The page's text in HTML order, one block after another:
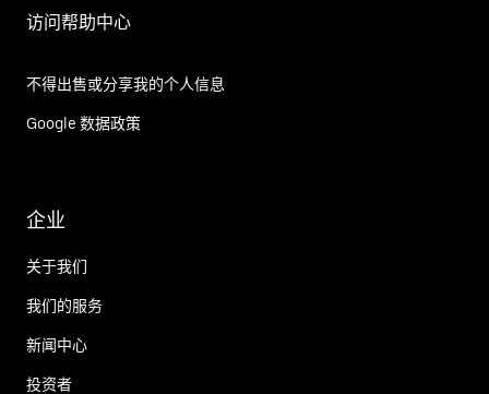
访问帮助中心
不得出售或分享我的个人信息
Google 数据政策
企业
关于我们
我们的服务
新闻中心
投资者